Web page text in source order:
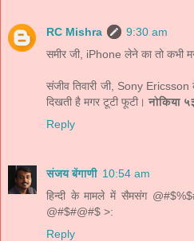
RC Mishra
9:30 am
समीर जी, iPhone लेने का तो कभी
संजीव तिवारी जी, Sony
दिखती है मगर टूटी फूटी। नोकिया
Reply
संजय बेंगाणी 10:54 am
हिन्दी के मामले में सैमसंग
@#$#@#$ >:
Reply